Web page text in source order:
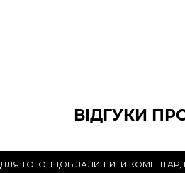
ВІДГУКИ
ДЛЯ ТОГО, ЩОБ ЗАЛИШИТИ КОМЕНТАР,